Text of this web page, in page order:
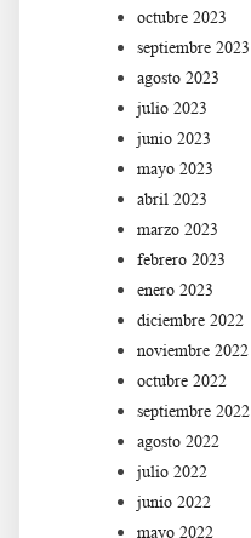
octubre 2023
septiembre 2023
agosto 2023
julio 2023
junio 2023
mayo 2023
abril 2023
marzo 2023
febrero 2023
enero 2023
diciembre 2022
noviembre 2022
octubre 2022
septiembre 2022
agosto 2022
julio 2022
junio 2022
mayo 2022